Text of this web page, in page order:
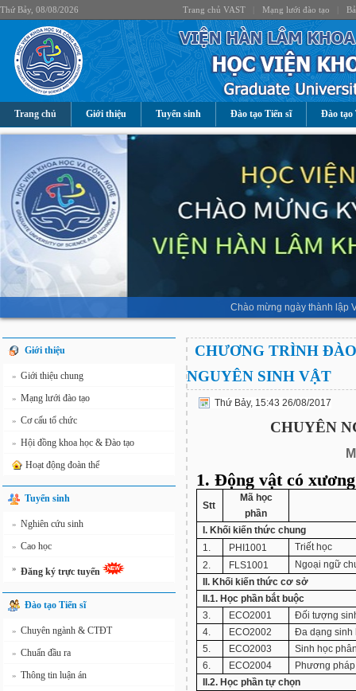
Thứ Bảy, 08/08/2026 Trang chủ VAST Mạng lưới đào tạo
Trang chủ Giới thiệu Tuyển sinh Đào tạo Tiến sĩ Đào tạo
Chào mừng ngày thành lập
Giới thiệu
» Giới thiệu chung
» Mạng lưới đào tạo
» Cơ cấu tổ chức
» Hội đồng khoa học & Đào tạo
Hoạt động đoàn thể
Tuyển sinh
» Nghiên cứu sinh
» Cao học
» Đăng ký trực tuyến
Đào tạo Tiến sĩ
» Chuyên ngành & CTĐT
» Chuẩn đầu ra
» Thông tin luận án
CHƯƠNG TRÌNH
NGUYÊN SINH VẬT
Thứ Bảy, 15:43 26/08/2017
CHUYÊN
1. Động vật có
Stt
Mã học
phần
I. Khối kiến thức chung
1.
PHI1001
Triết học
2.
FLS1001
Ngoại ngữ
II. Khối kiến thức cơ sở
II.1. Học phần bắt buộc
3.
ECO2001
Đối tượng
4.
ECO2002
Đa dạng sinh
5.
ECO2003
Sinh học
6.
ECO2004
Phương
II.2. Học phần tự chọn